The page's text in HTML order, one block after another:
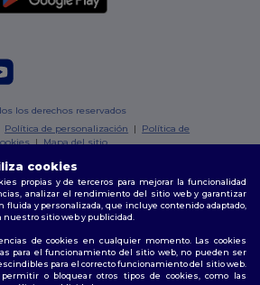
los derechos reservados
Política de personalización | Política de
|Mapa del sitio
|Seville |Zaragoza|Málaga |Murcia |
cookies
propias y de terceros para mejorar la funcionalidad
analizar el rendimiento del sitio web y garantizar
fluida y personalizada, que incluye contenido adaptado,
sitio web y publicidad.
de cookies en cualquier momento. Las cookies
para el funcionamiento del sitio web, no pueden ser
para el correcto funcionamiento del sitio web.
o bloquear otros tipos de cookies, como las